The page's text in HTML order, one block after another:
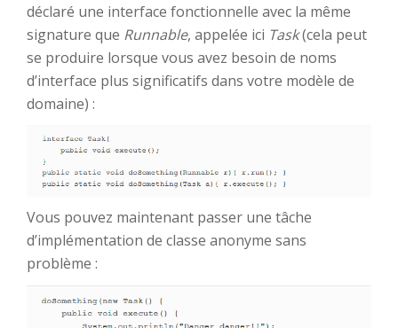
déclaré une interface fonctionnelle avec la même
signature que Runnable, appelée ici Task(cela peut
se produire lorsque vous avez besoin de noms
d’interface plus significatifs dans votre modèle de
domaine) :
Vous pouvez maintenant passer une tâche
d’implémentation de classe anonyme sans
problème :